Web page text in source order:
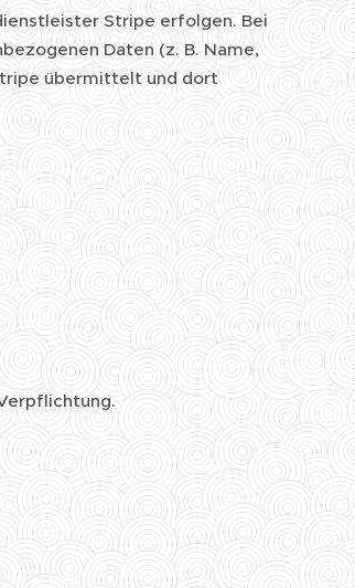
Stripe erfolgen. Bei
Daten (z. B. Name,
übermittelt und dort